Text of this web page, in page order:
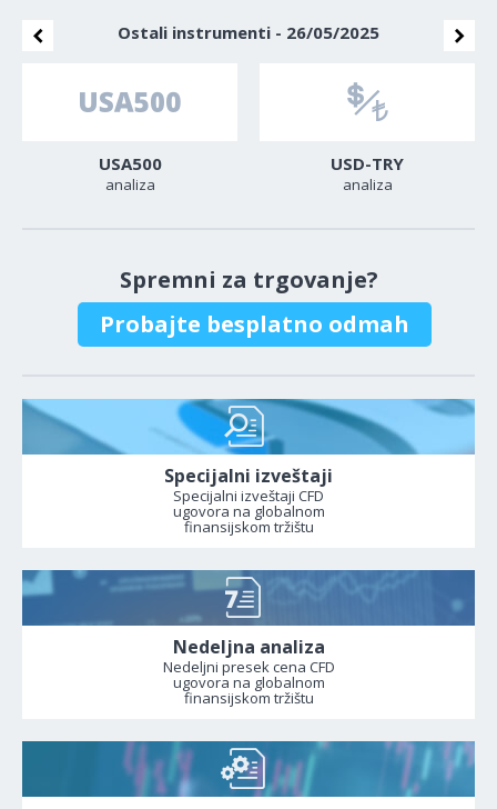
Ostali instrumenti - 26/05/2025
USA500
analiza
USD-TRY
analiza
Spremni za trgovanje?
Probajte besplatno odmah
Specijalni izveštaji
Specijalni izveštaji CFD
ugovora na globalnom
finansijskom tržištu
Nedeljna analiza
Nedeljni presek cena CFD
ugovora na globalnom
finansijskom tržištu